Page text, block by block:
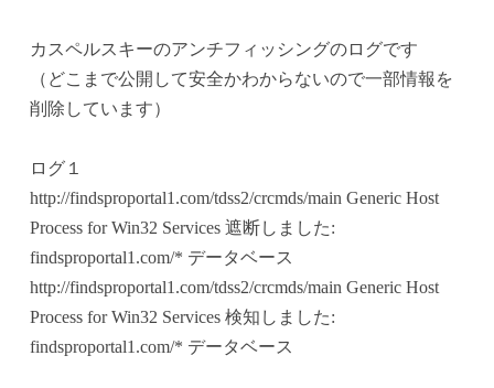
カスペルスキーのアンチフィッシングのログです
（どこまで公開して安全かわからないので一部情報を
削除しています）
ログ１
http://findsproportal1.com/tdss2/crcmds/main Generic Host
Process for Win32 Services 遮断しました:
findsproportal1.com/* データベース
http://findsproportal1.com/tdss2/crcmds/main Generic Host
Process for Win32 Services 検知しました:
findsproportal1.com/* データベース